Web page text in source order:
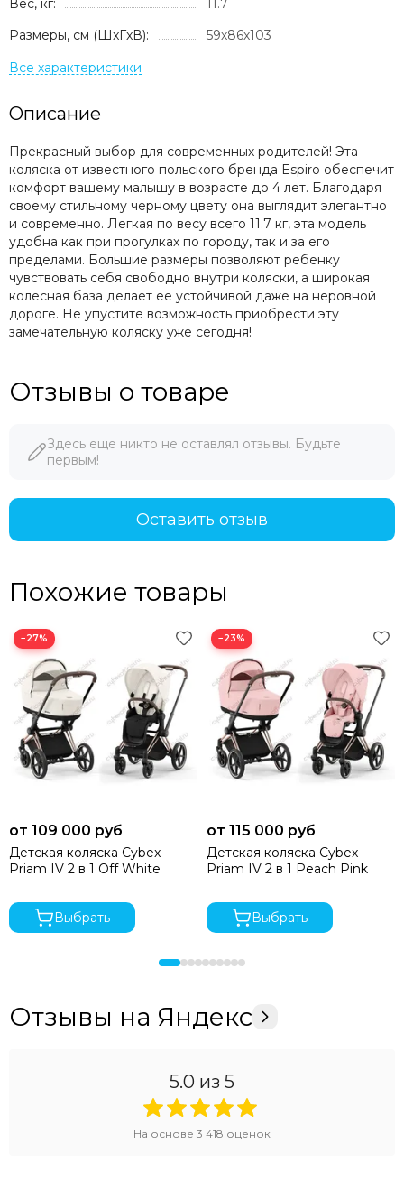
Вес, кг:
11.7
Размеры, см (ШxГxВ):
59х86х103
Описание
Прекрасный выбор для современных родителей! Эта
коляска от известного польского бренда Espiro обеспечит
комфорт вашему малышу в возрасте до 4 лет. Благодаря
своему стильному черному цвету она выглядит элегантно
и современно. Легкая по весу всего 11.7 кг, эта модель
удобна как при прогулках по городу, так и за его
пределами. Большие размеры позволяют ребенку
чувствовать себя свободно внутри коляски, а широкая
колесная база делает ее устойчивой даже на неровной
дороге. Не упустите возможность приобрести эту
замечательную коляску уже сегодня!
Отзывы о товаре
Здесь еще никто не оставлял отзывы. Будьте
первым!
Оставить отзыв
Похожие товары
−27%
от 109 000 руб
Детская коляска Cybex
Priam IV 2 в 1 Off White
Выбрать
−23%
от 115 000 руб
Детская коляска Cybex
Priam IV 2 в 1 Peach Pink
Выбрать
Отзывы на Яндекс
5.0 из 5
На основе 3 418 оценок